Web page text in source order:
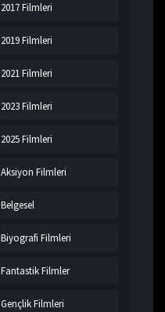
2017 Filmleri
2019 Filmleri
2021 Filmleri
2023 Filmleri
2025 Filmleri
Aksiyon Filmleri
Belgesel
Biyografi Filmleri
Fantastik Filmler
Gençlik Filmleri